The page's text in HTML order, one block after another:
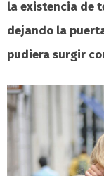
la existencia de
dejando la
pudiera surgir